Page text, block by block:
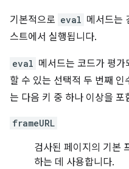
기본적으로 eval 메서드는
스트에서 실행됩니다.
eval 메서드는 코드가 평
할 수 있는 선택적 두 번째 인
는 다음 키 중 하나 이상을 포
frameURL
검사된 페이지의 기본
하는 데 사용합니다.